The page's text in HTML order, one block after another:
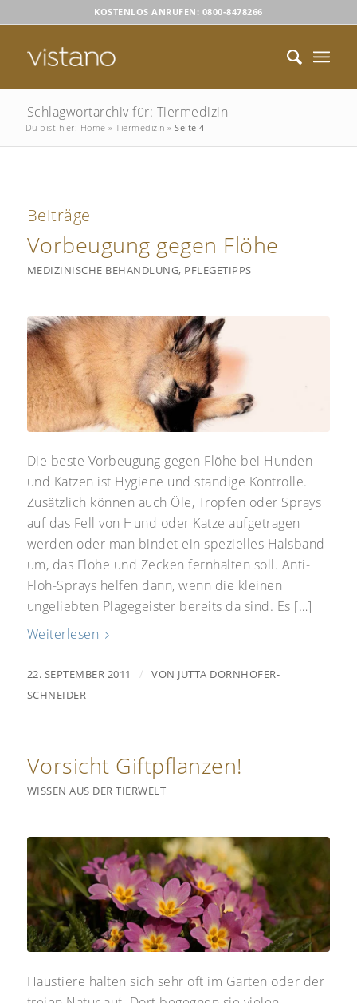
KOSTENLOS ANRUFEN: 0800-8478266
Schlagwortarchiv für: Tiermedizin
Du bist hier: Home »Tiermedizin »Seite 4
Beiträge
Vorbeugung gegen Flöhe
MEDIZINISCHE BEHANDLUNG, PFLEGETIPPS
Die beste Vorbeugung gegen Flöhe bei Hunden
und Katzen ist Hygiene und ständige Kontrolle.
Zusätzlich können auch Öle, Tropfen oder Sprays
auf das Fell von Hund oder Katze aufgetragen
werden oder man bindet ein spezielles Halsband
um, das Flöhe und Zecken fernhalten soll. Anti-
Floh-Sprays helfen dann, wenn die kleinen
ungeliebten Plagegeister bereits da sind. Es […]
Weiterlesen
22. SEPTEMBER 2011 / VON JUTTA DORNHOFER-
SCHNEIDER
Vorsicht Giftpflanzen!
WISSEN AUS DER TIERWELT
Haustiere halten sich sehr oft im Garten oder der